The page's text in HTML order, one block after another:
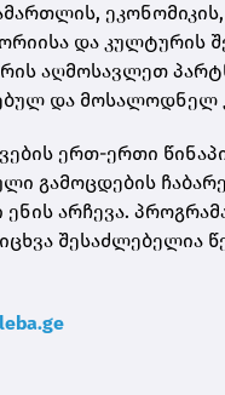
ეკონომიკის,
და კულტურის
აღმოსავლეთ
და მოსალოდნელ
ერთ-ერთი
გამოცდების
არჩევა.
შესაძლებელია